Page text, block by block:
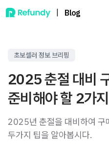
Blog
초보셀러 정보 브리핑
2025 춘절 대비
준비해야 할 2가지
2025년 춘절을 대비하여 구
두가지 팁을 알아봅시다.